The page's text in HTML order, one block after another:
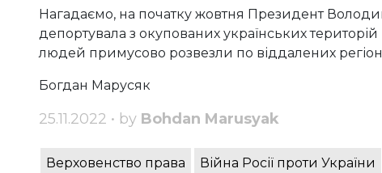
Нагадаємо, на початку жовтня Президент
депортувала з окупованих українських
людей примусово розвезли по віддалених
Богдан Марусяк
25.11.2022 • by Bohdan Marusyak
Верховенство права Війна Росії проти України